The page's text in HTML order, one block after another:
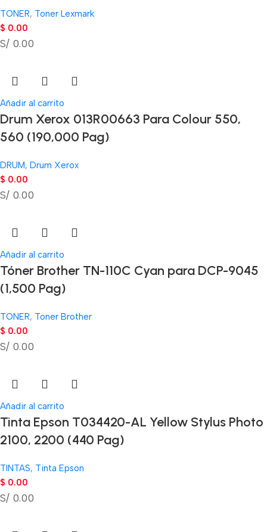
TONER, Toner Lexmark
$ 0.00
S/ 0.00
Añadir al carrito
Drum Xerox 013R00663 Para Colour 550,
560 (190,000 Pag)
DRUM, Drum Xerox
$ 0.00
S/ 0.00
Añadir al carrito
Tóner Brother TN-110C Cyan para DCP-9045
(1,500 Pag)
TONER, Toner Brother
$ 0.00
S/ 0.00
Añadir al carrito
Tinta Epson T034420-AL Yellow Stylus Photo
2100, 2200 (440 Pag)
TINTAS, Tinta Epson
$ 0.00
S/ 0.00